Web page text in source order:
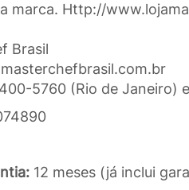
marca. Http://
Brasil
5760 (Rio de Janeiro)
12 meses (já inclui